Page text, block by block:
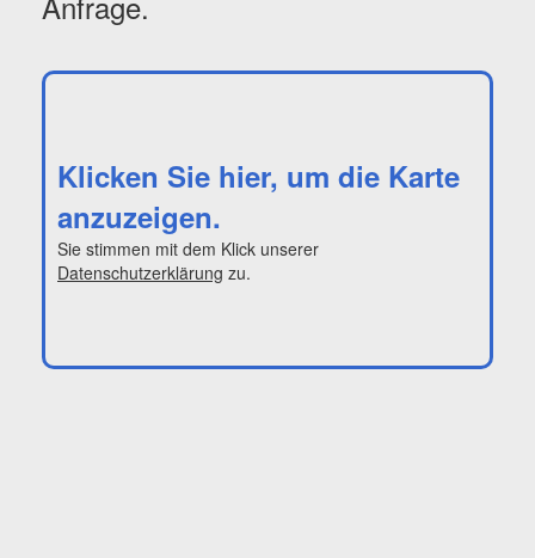
Klicken Sie hier, um die Karte
anzuzeigen.
Sie stimmen mit dem Klick unserer
Datenschutzerklärung zu.